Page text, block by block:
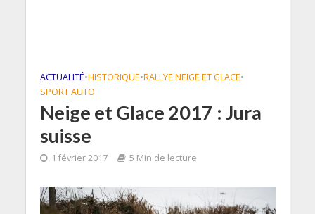
ACTUALITÉ•HISTORIQUE•RALLYE NEIGE ET GLACE•
SPORT AUTO
Neige et Glace 2017 : Jura
suisse
1 février 2017 5 Min de lecture